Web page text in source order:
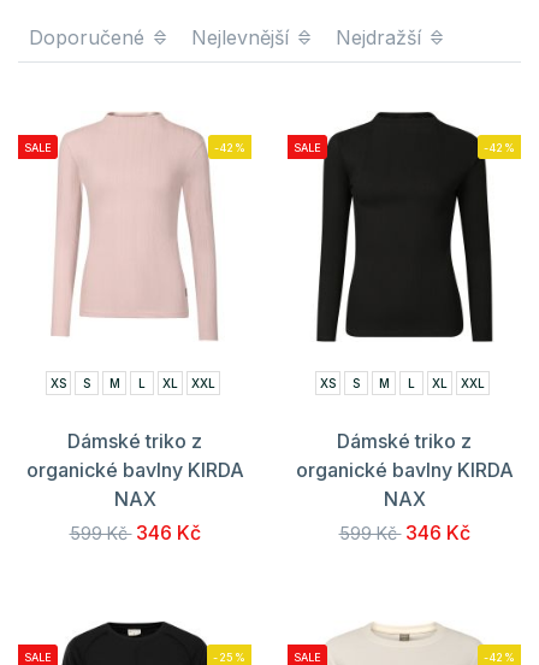
Doporučené Nejlevnější Nejdražší
SALE -42%
XS S M L XL XXL
Dámské triko z
organické bavlny KIRDA
NAX
599 Kč 346 Kč
SALE -42%
XS S M L XL XXL
Dámské triko z
organické bavlny KIRDA
NAX
599 Kč 346 Kč
SALE -25% SALE -42%